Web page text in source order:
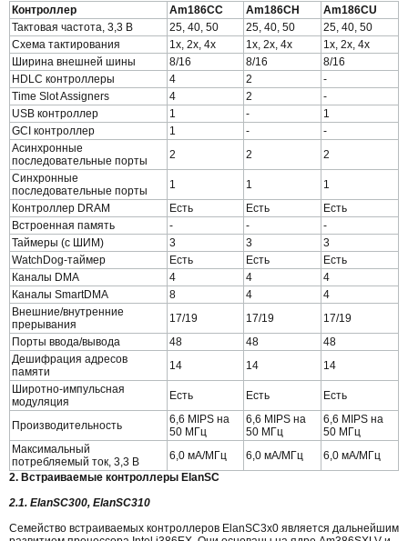
Контроллер Am186CC Am186CH
Am186CU
Тактовая частота, 3,3 В
25, 40, 50 25, 40, 50
25, 40, 50
Схема тактирования
1х, 2х, 4х 1х, 2х, 4х
1х, 2х, 4х
Ширина внешней шины
8/16 8/16
8/16
HDLC контроллеры
4 2
-
Time Slot Assigners
4 2
-
USB контроллер
1 -
1
GCI контроллер
1 -
-
Асинхронные
последовательные порты
2 2
2
Синхронные
последовательные порты
1 1
1
Контроллер DRAM
Есть Есть
Есть
Встроенная память
- -
-
Таймеры (с ШИМ)
3 3
3
WatchDog-таймер
Есть Есть
Есть
Каналы DMA
4 4
4
Каналы SmartDMA
8 4
4
Внешние/внутренние
прерывания
17/19 17/19
17/19
Порты ввода/вывода
48 48
48
Дешифрация адресов
памяти
14 14
14
Широтно-импульсная
модуляция
Есть Есть Есть
Производительность
6,6 MIPS на
50 МГц
6,6 MIPS на
50 МГц
6,6 MIPS на
50 МГц
Максимальный
потребляемый ток, 3,3 В
6,0 мА/МГц 6,0 мА/МГц
6,0 мА/МГц
2. Встраиваемые контроллеры ElanSC
2.1. ElanSC300, ElanSC310
Семейство встраиваемых контроллеров ElanSC3x0 является дальнейшим